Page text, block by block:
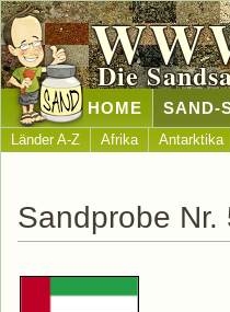
Die
HOME SAND-
Länder A-Z Afrika Antarktika
Sandprobe Nr.